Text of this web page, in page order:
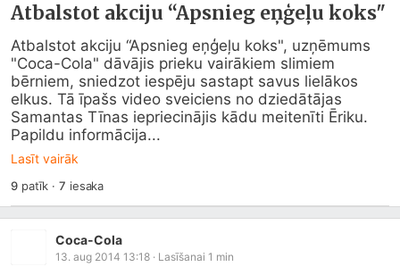
Atbalstot akciju “Apsnieg eņģeļu koks"
Atbalstot akciju “Apsnieg eņģeļu koks", uzņēmums
"Coca-Cola" dāvājis prieku vairākiem slimiem
bērniem, sniedzot iespēju sastapt savus lielākos
elkus. Tā īpašs video sveiciens no dziedātājas
Samantas Tīnas iepriecinājis kādu meitenīti Ēriku.
Papildu informācija...
Lasīt vairāk
9patīk ·7 iesaka
Coca-Cola
13. aug 2014 13:18 · Lasīšanai 1 min